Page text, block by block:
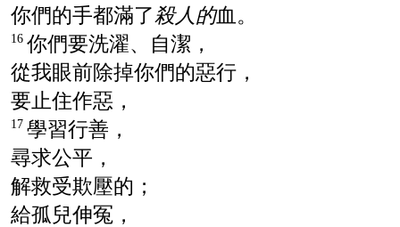
你們的手都滿了殺人的血。
16 你們要洗濯、自潔，
從我眼前除掉你們的惡行，
要止住作惡，
17 學習行善，
尋求公平，
解救受欺壓的；
給孤兒伸冤，